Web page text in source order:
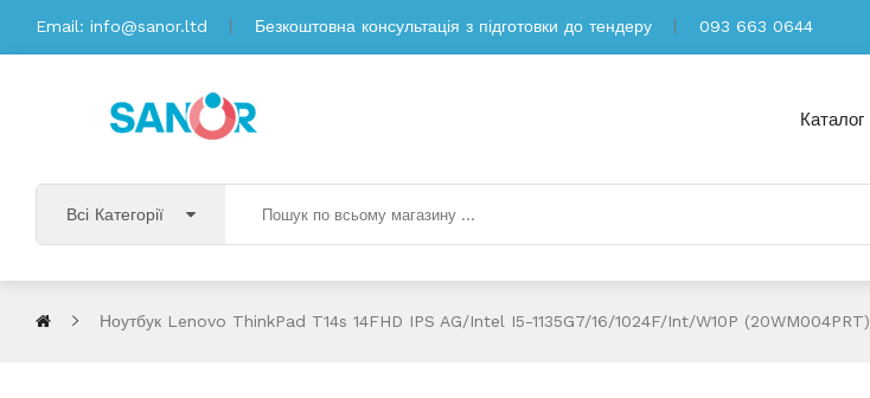
Email: info@sanor.ltd Безкоштовна консультація з підготовки до тендеру 093 663 0644
Каталог
Всі Категорії
Ноутбук Lenovo ThinkPad T14s 14FHD IPS AG/Intel I5-1135G7/16/1024F/int/W10P (20WM004PRT)